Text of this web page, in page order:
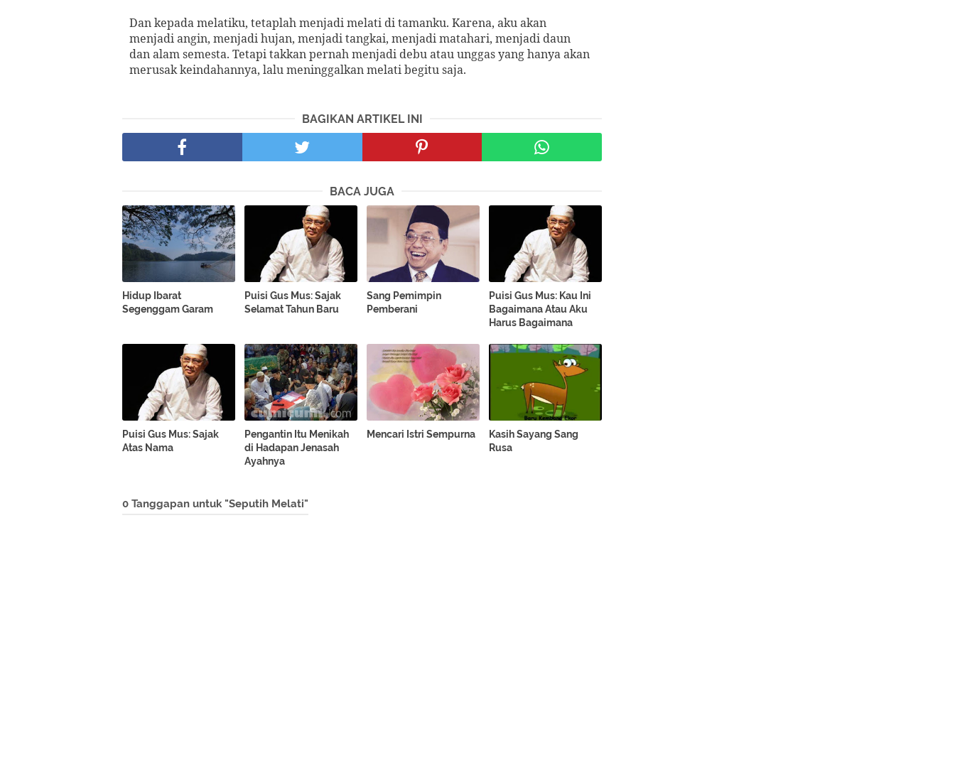
Dan kepada melatiku, tetaplah menjadi melati di tamanku. Karena, aku akan
menjadi angin, menjadi hujan, menjadi tangkai, menjadi matahari, menjadi daun
dan alam semesta. Tetapi takkan pernah menjadi debu atau unggas yang hanya akan
merusak keindahannya, lalu meninggalkan melati begitu saja.
BAGIKAN ARTIKEL INI
BACA JUGA
Hidup Ibarat
Segenggam Garam
Puisi Gus Mus: Sajak
Selamat Tahun Baru
Sang Pemimpin
Pemberani
Puisi Gus Mus: Kau Ini
Bagaimana Atau Aku
Harus Bagaimana
Puisi Gus Mus: Sajak
Atas Nama
Pengantin Itu Menikah
di Hadapan Jenasah
Ayahnya
Mencari Istri Sempurna
Kasih Sayang Sang
Rusa
0 Tanggapan untuk "Seputih Melati"